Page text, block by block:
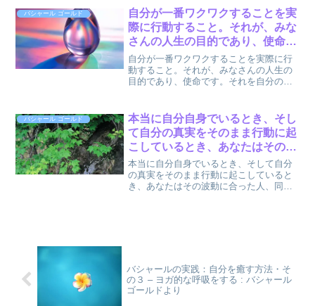
フィルムの１コマの中の人は動いてはい
ません。みなさんは、「こ...
バシャール ゴールド
自分が一番ワクワクすることを実
際に行動すること。それが、みな
さんの人生の目的であり、使命で
す。 : バシャール ゴールドより
自分が一番ワクワクすることを実際に行
動すること。それが、みなさんの人生の
目的であり、使命です。それを自分の人
も、結局はそれを現実化することができ
ます。以上、バシャール(チ...
バシャール ゴールド
本当に自分自身でいるとき、そし
て自分の真実をそのまま行動に起
こしているとき、あなたはその波
動に合った人、同じ波動の人を引
きつけます。 : バシャール ゴール
ドより
本当に自分自身でいるとき、そして自分
の真実をそのまま行動に起こしていると
き、あなたはその波動に合った人、同じ
バシャールの実践：自分を癒す方法・そ
の３ – ヨガ的な呼吸をする : バシャール
ゴールドより